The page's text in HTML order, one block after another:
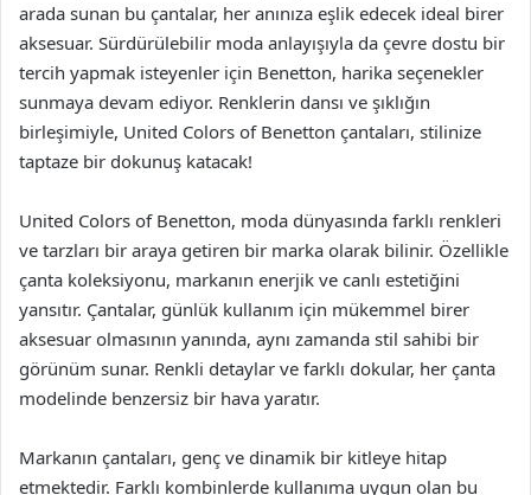
arada sunan bu çantalar, her anınıza eşlik edecek ideal birer
aksesuar. Sürdürülebilir moda anlayışıyla da çevre dostu bir
tercih yapmak isteyenler için Benetton, harika seçenekler
sunmaya devam ediyor. Renklerin dansı ve şıklığın
birleşimiyle, United Colors of Benetton çantaları, stilinize
taptaze bir dokunuş katacak!
United Colors of Benetton, moda dünyasında farklı renkleri
ve tarzları bir araya getiren bir marka olarak bilinir. Özellikle
çanta koleksiyonu, markanın enerjik ve canlı estetiğini
yansıtır. Çantalar, günlük kullanım için mükemmel birer
aksesuar olmasının yanında, aynı zamanda stil sahibi bir
görünüm sunar. Renkli detaylar ve farklı dokular, her çanta
modelinde benzersiz bir hava yaratır.
Markanın çantaları, genç ve dinamik bir kitleye hitap
etmektedir. Farklı kombinlerde kullanıma uygun olan bu